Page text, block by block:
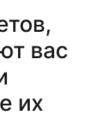
вас
их